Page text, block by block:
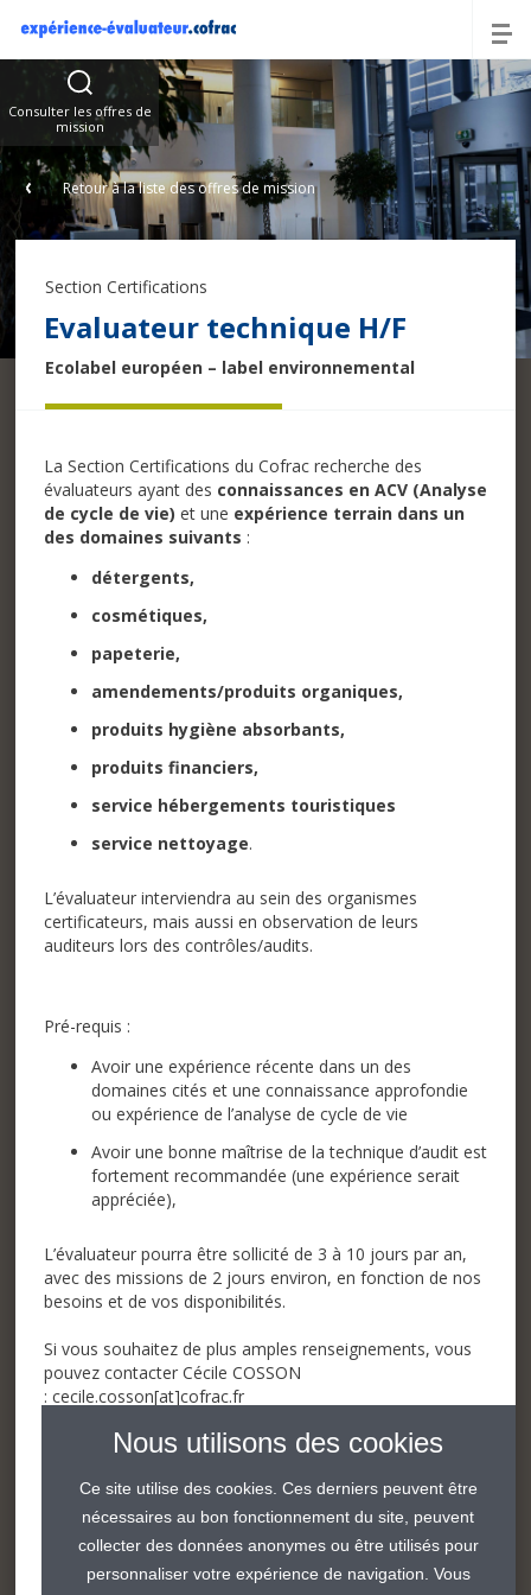
Retour à la liste des offres de mission
Section Certifications
Evaluateur technique H/F
Ecolabel européen – label environnemental
La Section Certifications du Cofrac recherche des
évaluateurs ayant des connaissances en ACV (Analyse
de cycle de vie) et une expérience terrain dans un
des domaines suivants :
détergents,
cosmétiques,
papeterie,
amendements/produits organiques,
produits hygiène absorbants,
produits financiers,
service hébergements touristiques
service nettoyage.
L’évaluateur interviendra au sein des organismes
certificateurs, mais aussi en observation de leurs
auditeurs lors des contrôles/audits.
Pré-requis :
Avoir une expérience récente dans un des
domaines cités et une connaissance approfondie
ou expérience de l’analyse de cycle de vie
Avoir une bonne maîtrise de la technique d’audit est
fortement recommandée (une expérience serait
appréciée),
L’évaluateur pourra être sollicité de 3 à 10 jours par an,
avec des missions de 2 jours environ, en fonction de nos
besoins et de vos disponibilités.
Si vous souhaitez de plus amples renseignements, vous
pouvez contacter Cécile COSSON
: cecile.cosson[at]cofrac.fr
Offres
Consulter les offres de
mission
Nous utilisons des cookies
Ce site utilise des cookies. Ces derniers peuvent être
nécessaires au bon fonctionnement du site, peuvent
collecter des données anonymes ou être utilisés pour
personnaliser votre expérience de navigation. Vous